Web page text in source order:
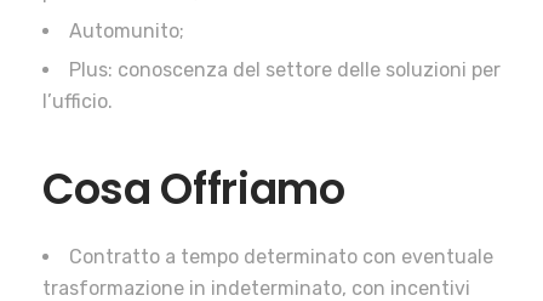
Automunito;
Plus: conoscenza del settore delle soluzioni per
l’ufficio.
Cosa Offriamo
Contratto a tempo determinato con eventuale
trasformazione in indeterminato, con incentivi